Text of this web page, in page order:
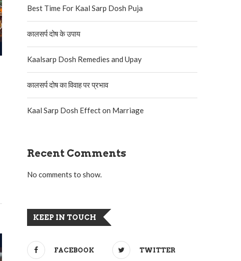
Best Time For Kaal Sarp Dosh Puja
कालसर्प दोष के उपाय
Kaalsarp Dosh Remedies and Upay
कालसर्प दोष का विवाह पर प्रभाव
Kaal Sarp Dosh Effect on Marriage
Recent Comments
No comments to show.
KEEP IN TOUCH
FACEBOOK TWITTER